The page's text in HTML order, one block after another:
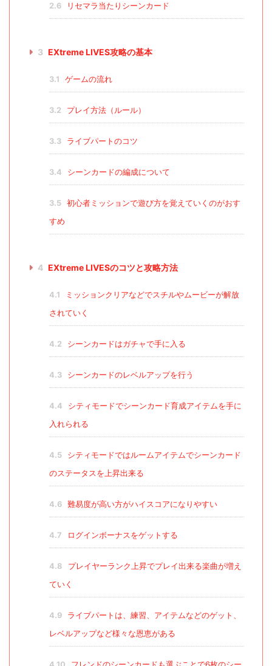
2.6 リセマラ当たりシーンカード
3 EXtreme LIVES攻略の基本
3.1 ゲームの流れ
3.2 プレイ方法（ルール）
3.3 ライブパートのコツ
3.4 シーンカードの編成について
3.5
初心者ミッションで遊び方を覚えていくのがおす
すめ
4 EXtreme LIVESのコツと攻略方法
4.1
ミッションクリアなどでスチルやムービーが解放
されていく
4.2 シーンカードはガチャで手に入る
4.3 シーンカードのレベルアップを行う
4.4
シティモードでシーンカード育成アイテムを手に
入れられる
4.5
シティモードではルームアイテムでシーンカード
のステータスを上昇出来る
4.6 難易度が高い方がハイスコアになりやすい
4.7 ログインボーナスをゲットする
4.8
プレイヤーランク上昇でプレイ出来る楽曲が増え
ていく
4.9
ライブパートは、練習、アイテムなどのゲット、
レベルアップなど様々な恩恵がある